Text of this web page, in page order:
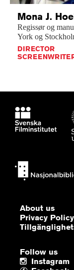
Mona J.
Regissør og
York og
DIRECTOR
About us
Privacy Policy
Follow us
Instagram